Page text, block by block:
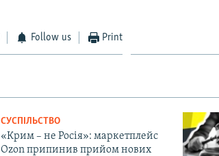
Follow us Print
СУСПІЛЬСТВО
«Крим – не Росія»: маркетплейс
Ozon припинив прийом нових